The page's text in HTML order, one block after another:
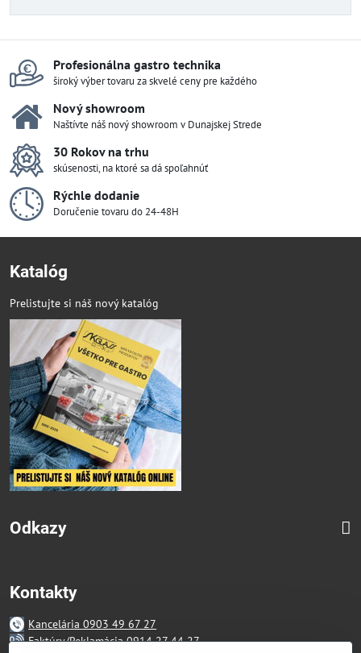
Profesionálna gastro technika
široký výber tovaru za skvelé ceny pre každého
Nový showroom
Naštívte náš nový showroom v Dunajskej Strede
30 Rokov na trhu
skúsenosti, na ktoré sa dá spoľahnúť
Rýchle dodanie
Doručenie tovaru do 24-48H
Katalóg
Prelistujte si náš nový katalóg
Odkazy
Kontakty
Kancelária 0903 49 67 27
Faktúry/Reklamácia 0914 27 44 27